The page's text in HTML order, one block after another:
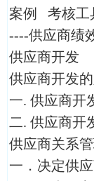
案例 考核工
----供应商绩
供应商开发
供应商开发
一. 供应商开
二. 供应商开
供应商关系
一．决定供